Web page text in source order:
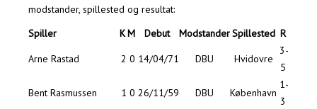
modstander, spillested og resultat:
Spiller
K M Debut ModstanderSpillested R
Arne Rastad
2 0 14/04/71 DBU Hvidovre
3-
5
Bent Rasmussen
1 0 26/11/59 DBU København
1-
3